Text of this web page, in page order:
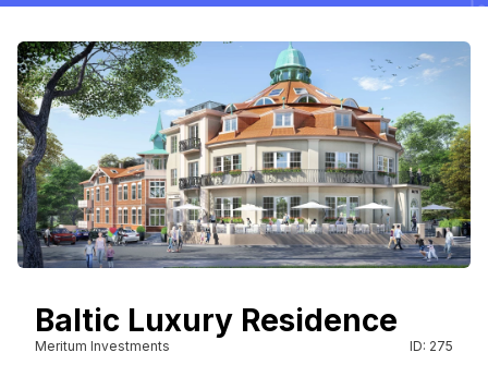
Baltic Luxury Residence
Meritum Investments ID: 275